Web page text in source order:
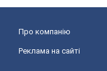
Про компанію
Реклама на сайті